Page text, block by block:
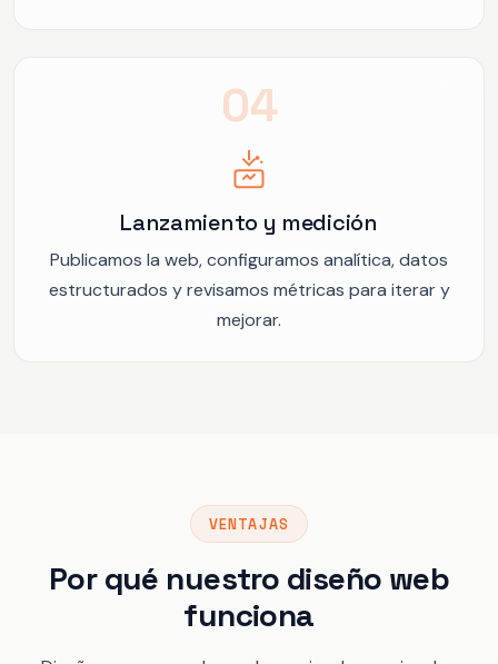
04
Lanzamiento y medición
Publicamos la web, configuramos analítica, datos
estructurados y revisamos métricas para iterar y
mejorar.
VENTAJAS
Por qué nuestro diseño web
funciona